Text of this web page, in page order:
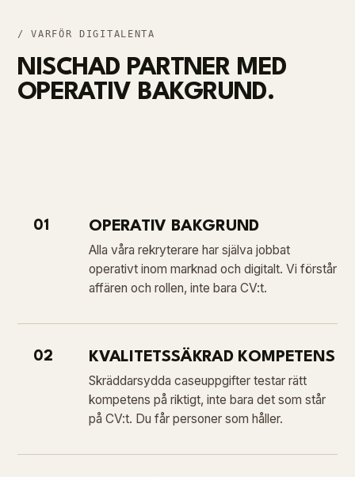
/ VARFÖR DIGITALENTA
NISCHAD PARTNER MED
OPERATIV BAKGRUND.
01 OPERATIV BAKGRUND
Alla våra rekryterare har själva jobbat
operativt inom marknad och digitalt. Vi förstår
affären och rollen, inte bara CV:t.
02 KVALITETSSÄKRAD KOMPETENS
Skräddarsydda caseuppgifter testar rätt
kompetens på riktigt, inte bara det som står
på CV:t. Du får personer som håller.